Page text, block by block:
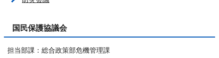
国民保護協議会
担当部課：総合政策部危機管理課